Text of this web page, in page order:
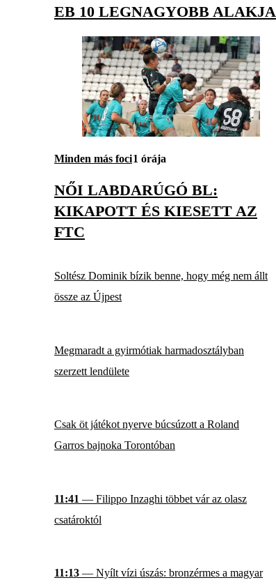
EB 10 LEGNAGYOBB ALAKJA
Minden más foci1 órája
NŐI LABDARÚGÓ BL:
KIKAPOTT ÉS KIESETT AZ
FTC
Soltész Dominik bízik benne, hogy még nem állt
össze az Újpest
Megmaradt a gyirmótiak harmadosztályban
szerzett lendülete
Csak öt játékot nyerve búcsúzott a Roland
Garros bajnoka Torontóban
11:41 — Filippo Inzaghi többet vár az olasz
csatároktól
11:13 — Nyílt vízi úszás: bronzérmes a magyar